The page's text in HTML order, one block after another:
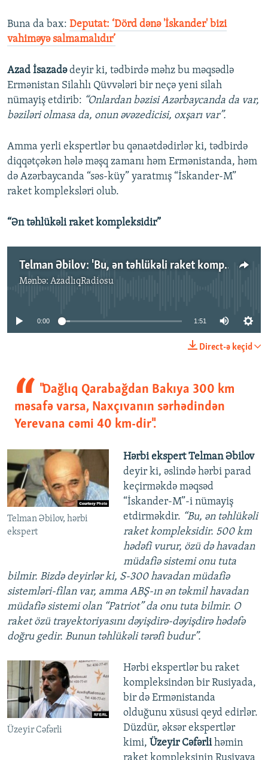
Buna da bax:​ Deputat: ‘Dörd dənə 'İskander' bizi
vahiməyə salmamalıdır’
Azad İsazadədeyir ki, tədbirdə məhz bu məqsədlə
Ermənistan Silahlı Qüvvələri bir neçə yeni silah
nümayiş etdirib: “Onlardan bəzisi Azərbaycanda da var,
bəziləri olmasa da, onun əvəzedicisi, oxşarı var”.
Amma yerli ekspertlər bu qənaətdədirlər ki, tədbirdə
diqqətçəkən hələ məşq zamanı həm Ermənistanda, həm
də Azərbaycanda “səs-küy” yaratmış “İskander-M”
raket kompleksləri olub.
“Ən təhlükəli raket kompleksidir”
Telman Əbilov: 'Bu, ən təhlükəli raket kompleksidir. 500 km hədəfi vurur, özü də havadan müdafiə sistemi onu tuta bilmir'
Mənbə: AzadlıqRadiosu
No media source currently available
0:00 1:51
Direct-ə keçid
"Dağlıq Qarabağdan Bakıya 300 km
məsafə varsa, Naxçıvanın sərhədindən
Yerevana cəmi 40 km-dir".
Telman Əbilov, hərbi
ekspert
Hərbi ekspert Telman Əbilov
deyir ki, əslində hərbi parad
keçirməkdə məqsəd
“İskander-M”-i nümayiş
etdirməkdir. “Bu, ən təhlükəli
raket kompleksidir. 500 km
hədəfi vurur, özü də havadan
müdafiə sistemi onu tuta
bilmir. Bizdə deyirlər ki, S-300 havadan müdafiə
sistemləri-filan var, amma ABŞ-ın ən təkmil havadan
müdafiə sistemi olan “Patriot” da onu tuta bilmir. O
raket özü trayektoriyasını dəyişdirə-dəyişdirə hədəfə
doğru gedir. Bunun təhlükəli tərəfi budur”.
Üzeyir Cəfərli
Hərbi ekspertlər bu raket
kompleksindən bir Rusiyada,
bir də Ermənistanda
olduğunu xüsusi qeyd edirlər.
Düzdür, əksər ekspertlər
kimi, Üzeyir Cəfərlihəmin